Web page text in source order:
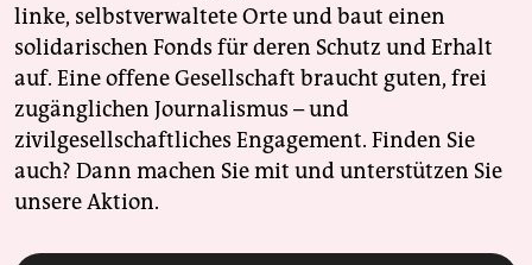
linke, selbstverwaltete Orte und baut einen
solidarischen Fonds für deren Schutz und Erhalt
auf. Eine offene Gesellschaft braucht guten, frei
zugänglichen Journalismus – und
zivilgesellschaftliches Engagement. Finden Sie
auch? Dann machen Sie mit und unterstützen Sie
unsere Aktion.